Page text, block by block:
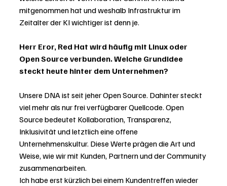
mitgenommen hat und weshalb Infrastruktur im
Zeitalter der KI wichtiger ist denn je.
Herr Eror, Red Hat wird häufig mit Linux oder
Open Source verbunden. Welche Grundidee
steckt heute hinter dem Unternehmen?
Unsere DNA ist seit jeher Open Source. Dahinter steckt
viel mehr als nur frei verfügbarer Quellcode. Open
Source bedeutet Kollaboration, Transparenz,
Inklusivität und letztlich eine offene
Unternehmenskultur. Diese Werte prägen die Art und
Weise, wie wir mit Kunden, Partnern und der Community
zusammenarbeiten.
Ich habe erst kürzlich bei einem Kundentreffen wieder